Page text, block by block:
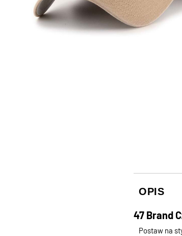
OPIS
47 Brand
Postaw na